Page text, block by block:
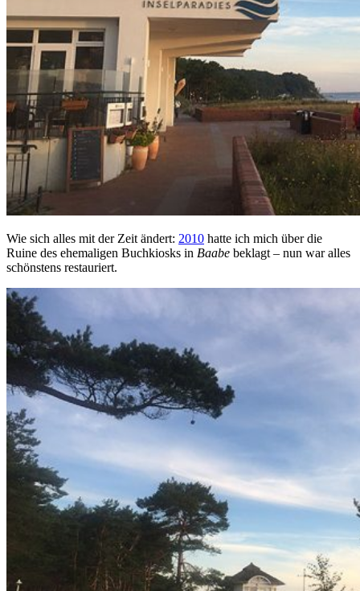
Wie sich alles mit der Zeit ändert: 2010 hatte ich mich über die
Ruine des ehemaligen Buchkiosks in Baabe beklagt – nun war alles
schönstens restauriert.